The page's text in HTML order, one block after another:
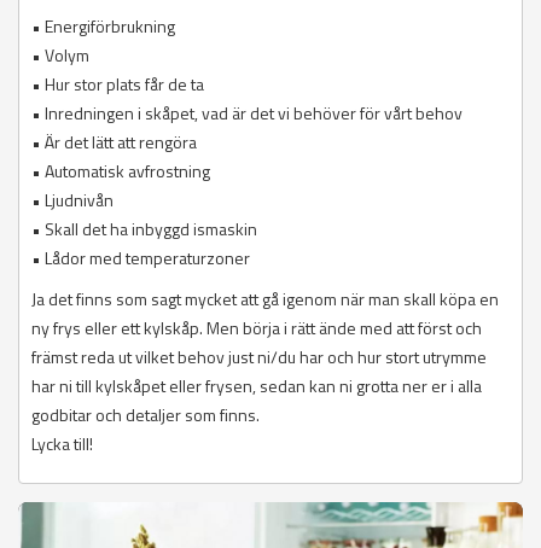
• Energiförbrukning
• Volym
• Hur stor plats får de ta
• Inredningen i skåpet, vad är det vi behöver för vårt behov
• Är det lätt att rengöra
• Automatisk avfrostning
• Ljudnivån
• Skall det ha inbyggd ismaskin
• Lådor med temperaturzoner
Ja det finns som sagt mycket att gå igenom när man skall köpa en
ny frys eller ett kylskåp. Men börja i rätt ände med att först och
främst reda ut vilket behov just ni/du har och hur stort utrymme
har ni till kylskåpet eller frysen, sedan kan ni grotta ner er i alla
godbitar och detaljer som finns.
Lycka till!